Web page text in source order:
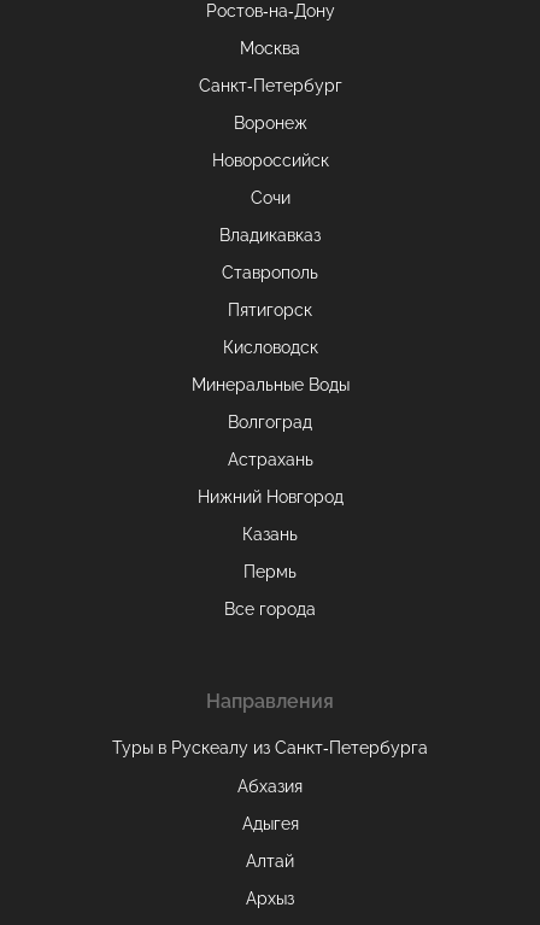
Ростов-на-Дону
Москва
Санкт-Петербург
Воронеж
Новороссийск
Сочи
Владикавказ
Ставрополь
Пятигорск
Кисловодск
Минеральные Воды
Волгоград
Астрахань
Нижний Новгород
Казань
Пермь
Все города
Направления
Туры в Рускеалу из Санкт‑Петербурга
Абхазия
Адыгея
Алтай
Архыз